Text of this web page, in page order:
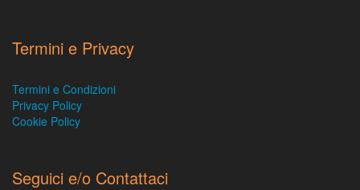
Termini e Privacy
Termini e Condizioni
Privacy Policy
Cookie Policy
Seguici e/o Contattaci